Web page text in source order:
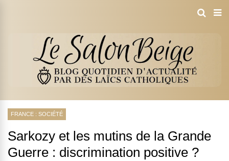
FRANCE : SOCIÉTÉ
Sarkozy et les mutins de la Grande
Guerre : discrimination positive ?